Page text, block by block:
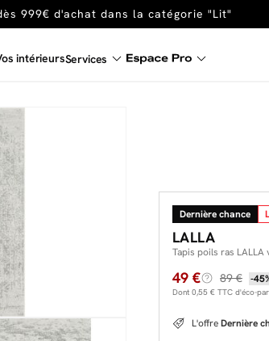
d'untapis offert dès 1299€ de canapé
intérieursServices
Dernière chance
LALLA
Tapis poils ras LALLA
49 € 89 € -
Dont 0,55 € TTC d'éco-
L'offreDernière